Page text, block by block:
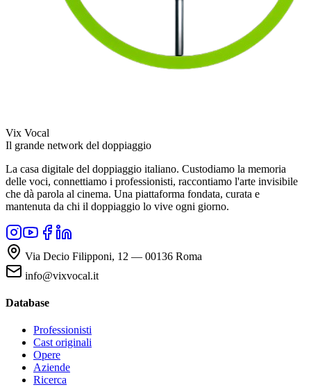
Vix Vocal
Il grande network del doppiaggio
La casa digitale del doppiaggio italiano. Custodiamo la memoria
delle voci, connettiamo i professionisti, raccontiamo l'arte invisibile
che dà parola al cinema. Una piattaforma fondata, curata e
mantenuta da chi il doppiaggio lo vive ogni giorno.
Via Decio Filipponi, 12 — 00136 Roma
info@vixvocal.it
Database
Professionisti
Cast originali
Opere
Aziende
Ricerca